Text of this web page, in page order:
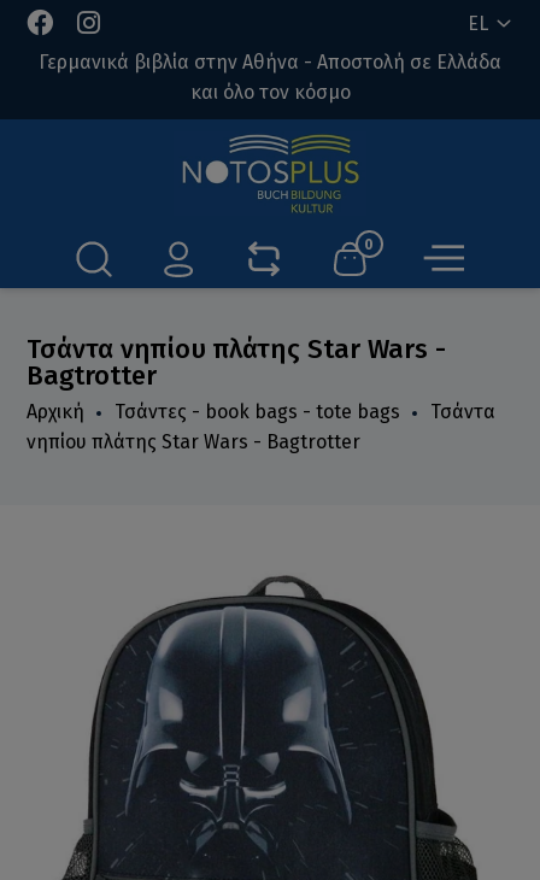
EL
Γερμανικά βιβλία στην Αθήνα - Αποστολή σε Ελλάδα
και όλο τον κόσμο
0
Τσάντα νηπίου πλάτης Star Wars -
Bagtrotter
Αρχική Τσάντες - book bags - tote bags
Τσάντα
νηπίου πλάτης Star Wars - Bagtrotter